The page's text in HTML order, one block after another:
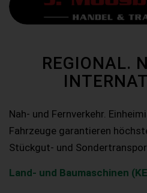
REGIONAL.
Nah- und Fernverkehr.
Fahrzeuge garantieren
Stückgut- und
Land- und Baumaschinen